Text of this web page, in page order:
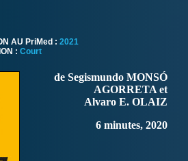
AU PriMed : 2021
: Court
de Segismundo MONSÓ
AGORRETA et
Alvaro E. OLAIZ
6 minutes, 2020